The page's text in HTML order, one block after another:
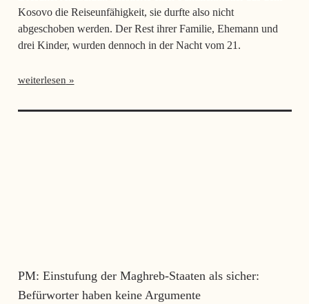
Kosovo die Reiseunfähigkeit, sie durfte also nicht
abgeschoben werden. Der Rest ihrer Familie, Ehemann und
drei Kinder, wurden dennoch in der Nacht vom 21.
weiterlesen
PM: Einstufung der Maghreb-Staaten als sicher:
Befürworter haben keine Argumente